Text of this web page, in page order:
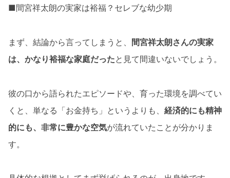
■間宮祥太朗の実家は裕福？セレブな幼少期
まず、結論から言ってしまうと、 間宮祥太朗さんの実家
は、かなり裕福な家庭だったと見て間違いないでしょう。
彼の口から語られたエピソードや、育った環境を調べてい
くと、単なる「お金持ち」というよりも、 経済的にも精神
的にも、非常に豊かな空気が流れていたことが分かりま
す。